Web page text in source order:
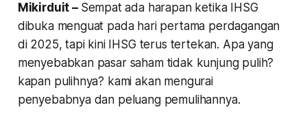
Mikirduit – Sempat ada harapan ketika IHSG
dibuka menguat pada hari pertama perdagangan
di 2025, tapi kini IHSG terus tertekan. Apa yang
menyebabkan pasar saham tidak kunjung pulih?
kapan pulihnya? kami akan mengurai
penyebabnya dan peluang pemulihannya.